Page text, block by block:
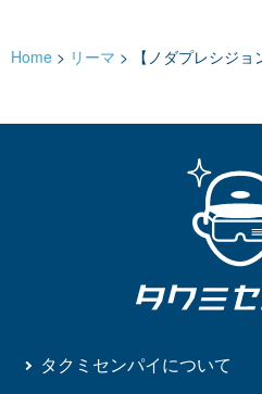
Home > リーマ > 【ノダプレシジ
タクミセンパイについて